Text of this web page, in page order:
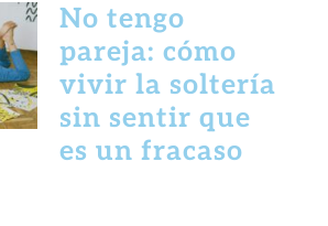
No tengo
pareja: cómo
vivir la soltería
sin sentir que
es un fracaso